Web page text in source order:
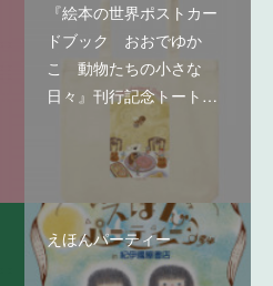
『絵本の世界ポストカー
ドブック おおでゆか
こ 動物たちの小さな
日々』刊行記念トート…
えほんパーティー